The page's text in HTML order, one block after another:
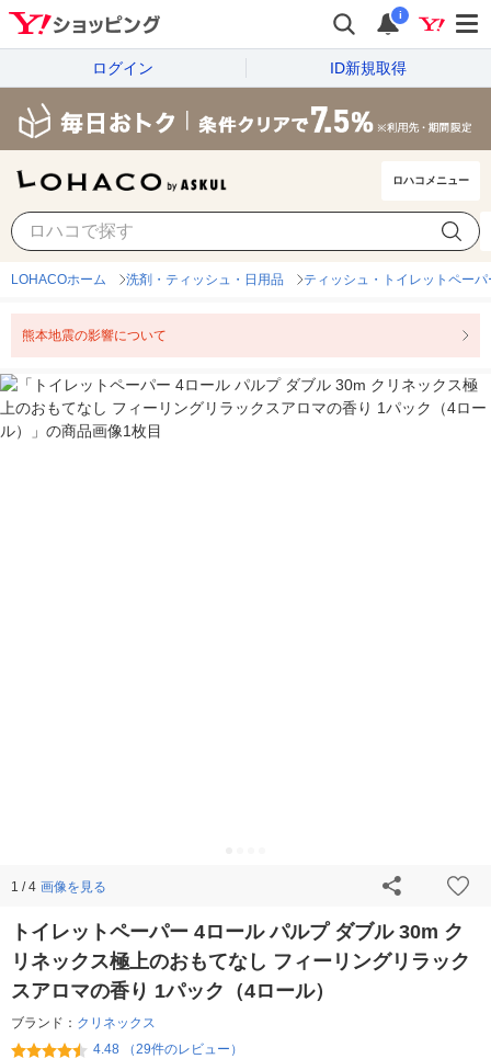
i
ログイン ID新規取得
ロハコメニュー
LOHACOホーム 洗剤・ティッシュ・日用品 ティッシュ・トイレットペーパ
熊本地震の影響について
1 / 4 画像を見る
トイレットペーパー 4ロール パルプ ダブル 30m ク
リネックス極上のおもてなし フィーリングリラック
スアロマの香り 1パック（4ロール）
ブランド： クリネックス
4.48 （29件のレビュー）